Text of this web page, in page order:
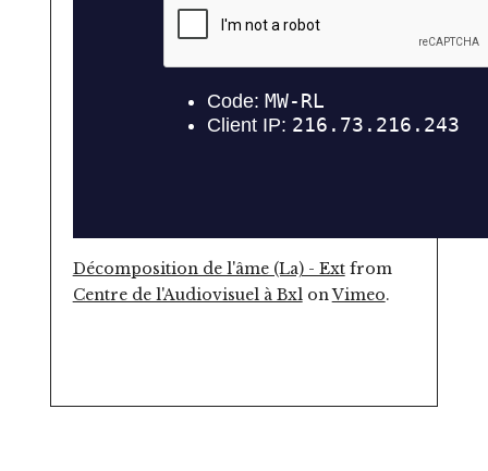
Décomposition de l'âme (La) - Extfrom
Centre de l'Audiovisuel à BxlonVimeo.